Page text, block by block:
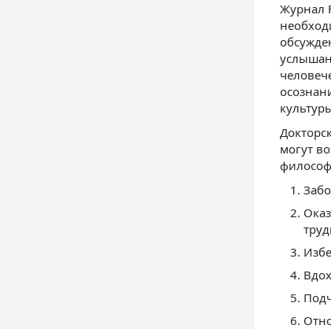
Журнал
могут